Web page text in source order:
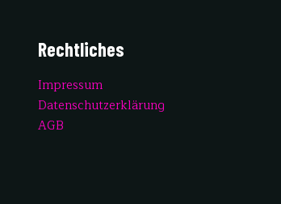
Rechtliches
Impressum
Datenschutzerklärung
AGB